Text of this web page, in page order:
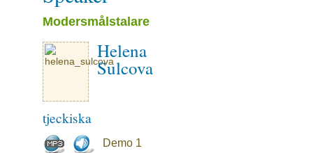
Modersmålstalare
Helena
Sulcova
tjeckiska
Demo 1